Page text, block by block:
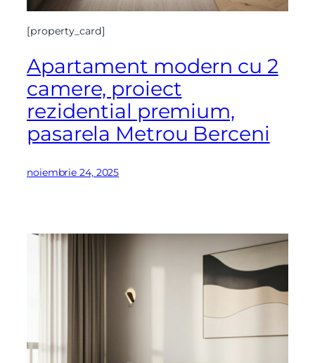
[property_card]
Apartament modern cu 2
camere, proiect
rezidential premium,
pasarela Metrou Berceni
noiembrie 24, 2025